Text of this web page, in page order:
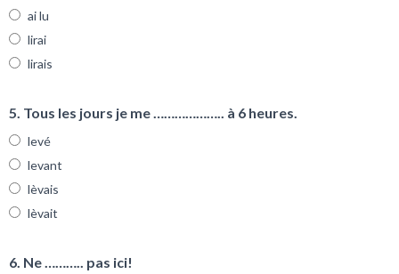
ai lu
lirai
lirais
5. Tous les jours je me ……………….. à 6 heures.
levé
levant
lèvais
lèvait
6. Ne ……….. pas ici!